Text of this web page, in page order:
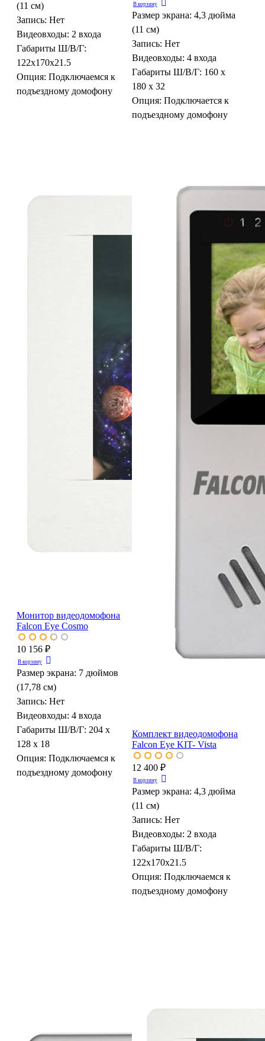
(11 см)
Запись: Нет
Видеовходы: 2 входа
Габариты Ш/В/Г:
122x170x21.5
Опция: Подключаемся к
подъездному домофону
В корзину
Размер экрана: 4,3 дюйма
(11 см)
Запись: Нет
Видеовходы: 4 входа
Габариты Ш/В/Г: 160 х
180 х 32
Опция: Подключается к
подъездному домофону
Монитор видеодомофона
Falcon Eye Cosmo
10 156 ₽
В корзину
Размер экрана: 7 дюймов
(17,78 см)
Запись: Нет
Видеовходы: 4 входа
Габариты Ш/В/Г: 204 х
128 х 18
Опция: Подключаемся к
подъездному домофону
Комплект видеодомофона
Falcon Eye KIT- Vista
12 400 ₽
В корзину
Размер экрана: 4,3 дюйма
(11 см)
Запись: Нет
Видеовходы: 2 входа
Габариты Ш/В/Г:
122x170x21.5
Опция: Подключаемся к
подъездному домофону